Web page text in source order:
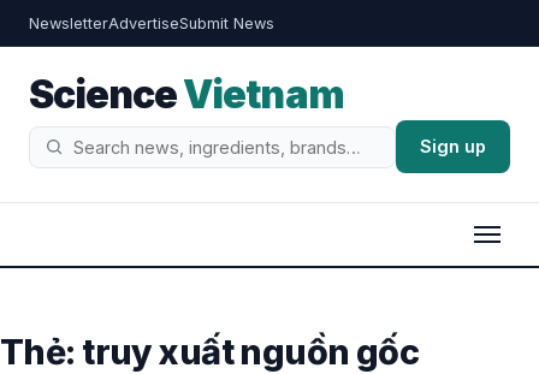
NewsletterAdvertiseSubmit News
ScienceVietnam
Tìm
Sign up
Thẻ: truy xuất nguồn gốc